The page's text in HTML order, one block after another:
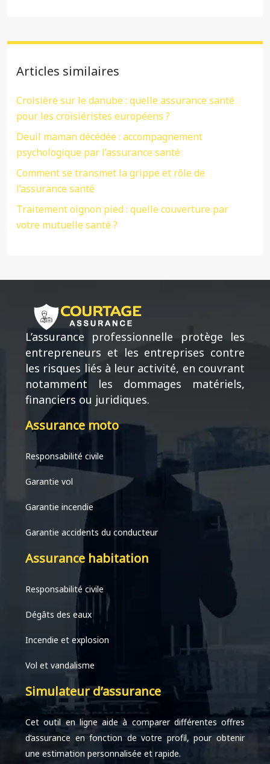
Articles similaires
Croisière sur le danube : quelle assurance santé
pour les croisiéristes européens ?
Deuil maman décédée : accompagnement
psychologique par l’assurance santé
Comment se transmet la grippe et rôle de
l’assurance santé
Traitement oignon pied : quelle couverture par
votre mutuelle santé ?
L’assurance professionnelle protège les
entrepreneurs et les entreprises contre
les risques liés à leur activité, en couvrant
notamment les dommages matériels,
financiers ou juridiques.
Assurance moto
Responsabilité civile
Garantie vol
Garantie incendie
Garantie accidents du conducteur
Assurance habitation
Responsabilité civile
Dégâts des eaux
Incendie et explosion
Vol et vandalisme
Simulateur d’assurance
Cet outil en ligne aide à comparer différentes offres
d’assurance en fonction de votre profil, pour obtenir
une estimation personnalisée et rapide.